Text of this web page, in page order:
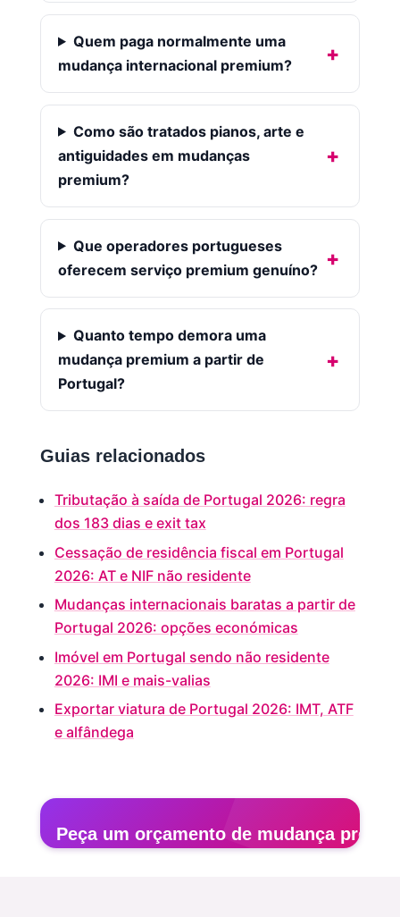
Quem paga normalmente uma
mudança internacional premium?
Como são tratados pianos, arte e
antiguidades em mudanças
premium?
Que operadores portugueses
oferecem serviço premium genuíno?
Quanto tempo demora uma
mudança premium a partir de
Portugal?
Guias relacionados
Tributação à saída de Portugal 2026: regra
dos 183 dias e exit tax
Cessação de residência fiscal em Portugal
2026: AT e NIF não residente
Mudanças internacionais baratas a partir de
Portugal 2026: opções económicas
Imóvel em Portugal sendo não residente
2026: IMI e mais-valias
Exportar viatura de Portugal 2026: IMT, ATF
e alfândega
Peça um orçamento de mudança